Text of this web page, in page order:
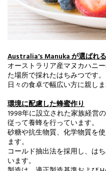
Australia's Manuka が選ばれ
オーストラリア産マヌカハニ
た場所で採れたはちみつです。
日々の食卓で幅広い方に親しま
環境に配慮した蜂蜜作り
1998年に設立された家族経営
従って養蜂を行っています。
砂糖や抗生物質、化学物質を
ます。
コールド抽出法を採用し、は
います。